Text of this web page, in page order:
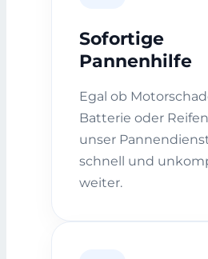
Sofortige
Pannenhilfe
Egal ob
Batterie oder
unser
schnell und
weiter.